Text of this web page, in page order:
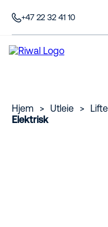
+47 22 32 41 10
Hjem > Utleie >
Elektrisk